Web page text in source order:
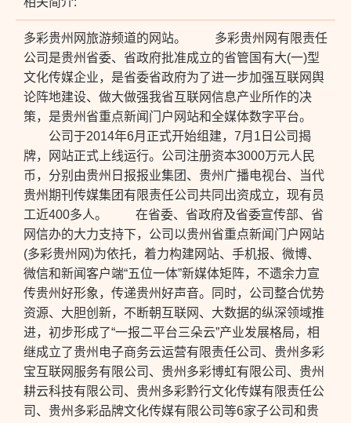
多彩贵州网旅游频道的网站。 多彩贵州网有限责任
公司是贵州省委、省政府批准成立的省管国有大(一)型
文化传媒企业，是省委省政府为了进一步加强互联网舆
论阵地建设、做大做强我省互联网信息产业所作的决
策，是贵州省重点新闻门户网站和全媒体数字平台。
公司于2014年6月正式开始组建，7月1日公司揭
牌，网站正式上线运行。公司注册资本3000万元人民
币，分别由贵州日报报业集团、贵州广播电视台、当代
贵州期刊传媒集团有限责任公司共同出资成立，现有员
工近400多人。 在省委、省政府及省委宣传部、省
网信办的大力支持下，公司以贵州省重点新闻门户网站
(多彩贵州网)为依托，着力构建网站、手机报、微博、
微信和新闻客户端“五位一体”新媒体矩阵，不遗余力宣
传贵州好形象，传递贵州好声音。同时，公司整合优势
资源、大胆创新，不断朝互联网、大数据的纵深领域推
进，初步形成了“一报二平台三朵云”产业发展格局，相
继成立了贵州电子商务云运营有限责任公司、贵州多彩
宝互联网服务有限公司、贵州多彩博虹有限公司、贵州
耕云科技有限公司、贵州多彩黔行文化传媒有限责任公
司、贵州多彩品牌文化传媒有限公司等6家子公司和贵